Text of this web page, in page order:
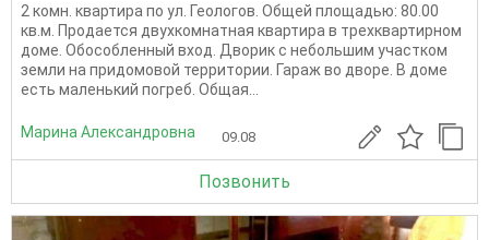
2 комн. квартира по ул. Геологов. Общей площадью: 80.00
кв.м. Продается двухкомнатная квартира в трехквартирном
доме. Обособленный вход. Дворик с небольшим участком
земли на придомовой территории. Гараж во дворе. В доме
есть маленький погреб. Общая...
Марина Александровна 09.08
Позвонить